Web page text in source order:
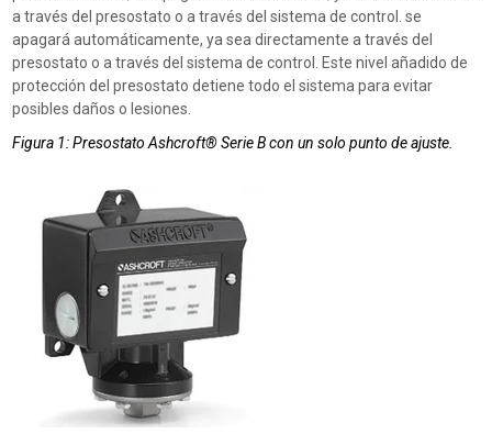
a través del presostato o a través del sistema de control.se
apagará automáticamente, ya sea directamente a través del
presostato o a través del sistema de control. Este nivel añadido de
protección del presostato detiene todo el sistemapara evitar
posibles daños o lesiones.
Figura 1: Presostato Ashcroft® Serie B con un solo punto de ajuste.